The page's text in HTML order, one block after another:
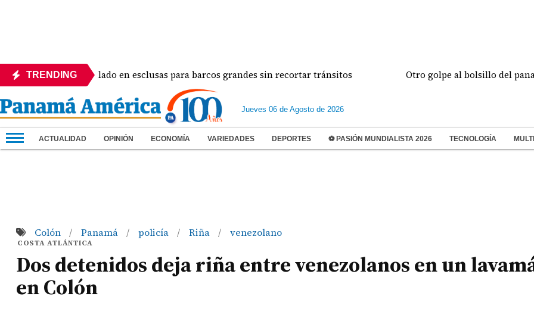
TRENDING
el calado en esclusas para barcos grandes sin recortar tránsitos Otro golpe al bolsillo del panameño:
Jueves 06 de Agosto de 2026
ACTUALIDAD OPINIÓN ECONOMÍA VARIEDADES DEPORTES ⚽ PASIÓN MUNDIALISTA 2026 TECNOLOGÍA
Colón / Panamá / policía / Riña / venezolano
COSTA ATLÁNTICA
Dos detenidos deja riña entre venezolanos en un
en Colón